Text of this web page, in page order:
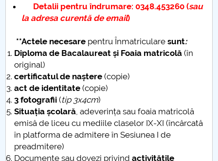
Proiect(PRIM STUD)
Personal data protection
UPIT for the community
IOSUD/CSUD – PhD studies
Comisie de etica unversitară
Evenimente CUP
Detalii pentru îndrumare: 0348.453260 (sau
la adresa curentă de email)
**Actele necesare pentru Înmatricularesunt:
Diploma de Bacalaureat și Foaia matricolă (în
original)
certificatul de naștere (copie)
act de identitate (copie)
3 fotografii (tip 3x4cm)
Situația școlară, adeverința sau foaia matricolă
emisă de liceu cu mediile claselor IX-XI (încărcată
în platforma de admitere în Sesiunea I de
preadmitere)
Documente sau dovezi privindactivitățile